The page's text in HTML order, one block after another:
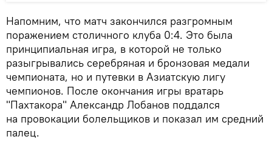
Напомним, что матч закончился разгромным
поражением столичного клуба 0:4. Это была
принципиальная игра, в которой не только
разыгрывались серебряная и бронзовая медали
чемпионата, но и путевки в Азиатскую лигу
чемпионов. После окончания игры вратарь
"Пахтакора" Александр Лобанов поддался
на провокации болельщиков и показал им средний
палец.